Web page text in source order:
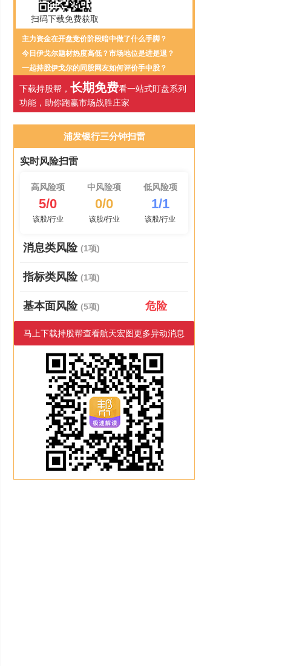
扫码下载免费获取
主力资金在开盘竞价阶段暗中做了什么手脚？
今日伊戈尔题材热度高低？市场地位是进是退？
一起持股伊戈尔的同股网友如何评价手中股？
下载持股帮， 长期免费看一站式盯盘系列
功能，助你跑赢市场战胜庄家
浦发银行三分钟扫雷
实时风险扫雷
高风险项
5/0
该股/行业
中风险项
0/0
该股/行业
低风险项
1/1
该股/行业
消息类风险 (1项)
指标类风险 (1项)
基本面风险 (5项) 危险
马上下载持股帮查看航天宏图更多异动消息